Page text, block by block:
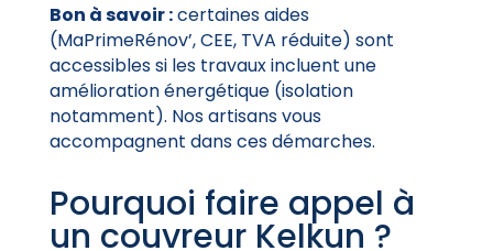
Bon à savoir :certaines aides
(MaPrimeRénov’, CEE, TVA réduite) sont
accessibles si les travaux incluent une
amélioration énergétique (isolation
notamment). Nos artisans vous
accompagnent dans ces démarches.
Pourquoi faire appel à
un couvreur Kelkun ?